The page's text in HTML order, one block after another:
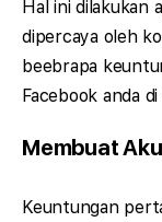
Hal ini dilakukan
dipercaya oleh
beebrapa
Facebook anda
Membuat
Keuntungan